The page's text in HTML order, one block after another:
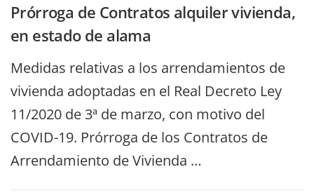
Prórroga de Contratos alquiler vivienda,
en estado de alama
Medidas relativas a los arrendamientos de
vivienda adoptadas en el Real Decreto Ley
11/2020 de 3ª de marzo, con motivo del
COVID-19. Prórroga de los Contratos de
Arrendamiento de Vivienda …